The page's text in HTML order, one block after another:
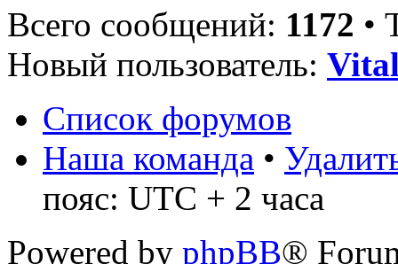
Всего сообщений: 1172 •
Новый пользователь:
Список форумов
Наша команда •
пояс: UTC + 2 часа
Powered by phpBB®